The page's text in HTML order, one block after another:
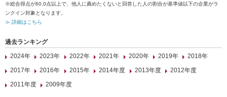
※総合得点が60.0点以上で、他人に薦めたくないと回答した人の割合が基準値以下の企業がラ
ンクイン対象となります。
≫ 詳細はこちら
過去ランキング
2024年
2023年 2022年 2021年 2020年 2019年
2018年
2017年
2016年 2015年 2014年度 2013年度
2012年度
2011年度
2009年度